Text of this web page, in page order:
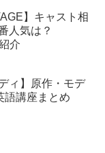
】キャスト相
人気は？
介
ィ】原作・モデ
語講座まとめ